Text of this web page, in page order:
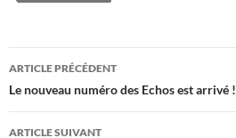
Navigation
des
articles
ARTICLE PRÉCÉDENT
Le nouveau numéro des Echos est arrivé !
ARTICLE SUIVANT